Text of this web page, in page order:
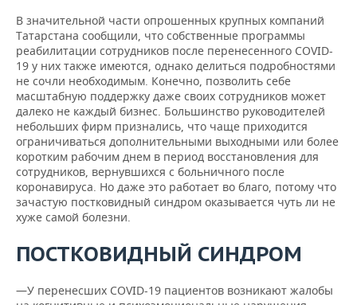
В значительной части опрошенных крупных компаний
Татарстана сообщили, что собственные программы
реабилитации сотрудников после перенесенного COVID-
19 у них также имеются, однако делиться подробностями
не сочли необходимым. Конечно, позволить себе
масштабную поддержку даже своих сотрудников может
далеко не каждый бизнес. Большинство руководителей
небольших фирм признались, что чаще приходится
ограничиваться дополнительными выходными или более
коротким рабочим днем в период восстановления для
сотрудников, вернувшихся с больничного после
коронавируса. Но даже это работает во благо, потому что
зачастую постковидный синдром оказывается чуть ли не
хуже самой болезни.
ПОСТКОВИДНЫЙ СИНДРОМ
—У перенесших COVID-19 пациентов возникают жалобы